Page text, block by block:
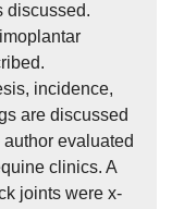
discussed.
incidence,
are discussed
evaluated
clinics. A
joints were x-